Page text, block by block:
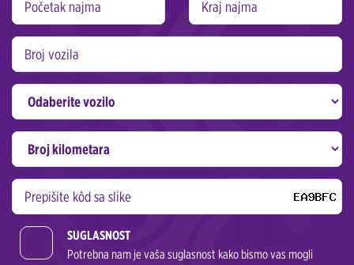
SUGLASNOST
Potrebna nam je vaša suglasnost kako bismo vas mogli